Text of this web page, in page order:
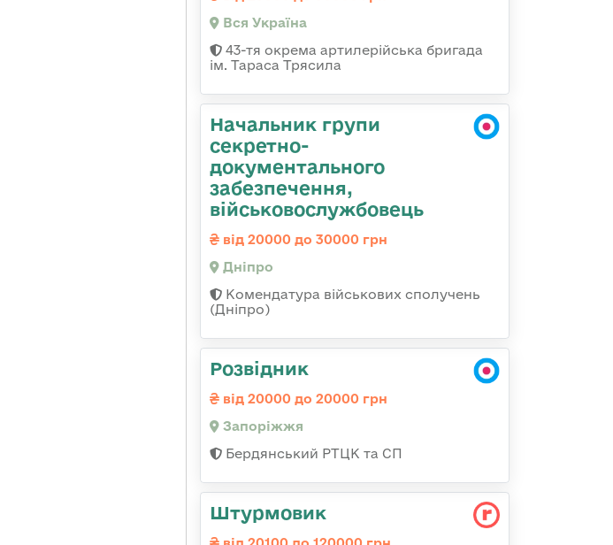
Вся Україна
43-тя окрема артилерійська бригада
ім. Тараса Трясила
Начальник групи
секретно-
документального
забезпечення,
військовослужбовець
від 20000 до 30000 грн
Дніпро
Комендатура військових сполучень
(Дніпро)
Розвідник
від 20000 до 20000 грн
Запоріжжя
Бердянський РТЦК та СП
Штурмовик